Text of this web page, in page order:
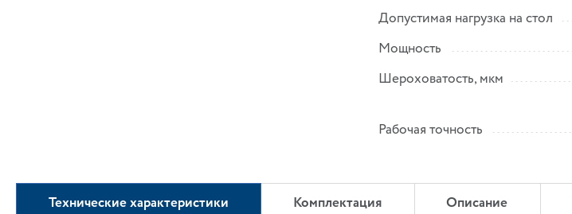
Допустимая нагрузка на стол
Мощность
Шероховатость, мкм
Рабочая точность
Технические характеристики Комплектация Описание